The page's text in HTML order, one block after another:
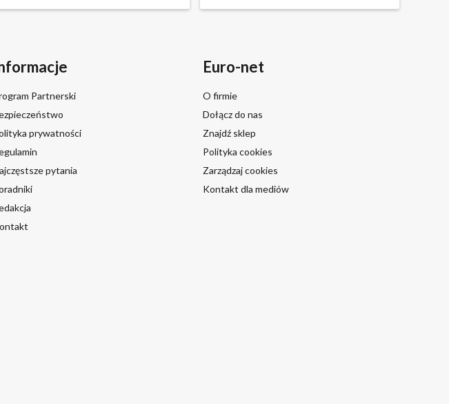
Partnerski
prywatności
pytania
Euro-net
O firmie
Dołącz do nas
Znajdź sklep
Polityka cookies
Zarządzaj cookies
Kontakt dla mediów